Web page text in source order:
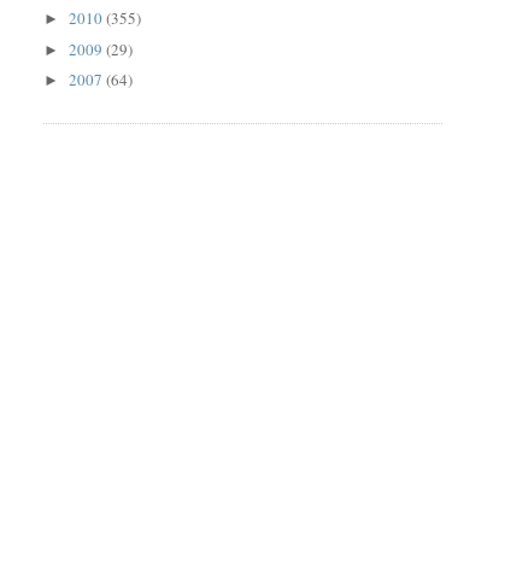
►2010(355)
►2009(29)
►2007(64)